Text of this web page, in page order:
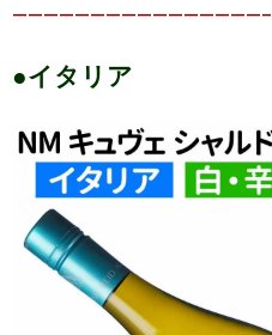
————————————————–
●イタリア